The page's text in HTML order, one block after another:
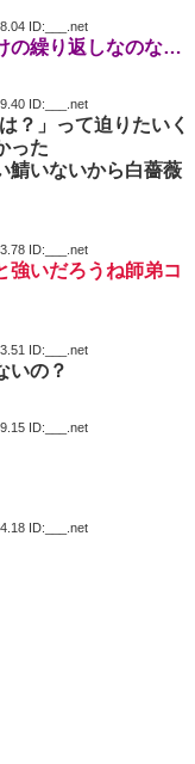
ID:___.net
の繰り返しなのな…
ID:___.net
？」って迫りたいく
った
鯖いないから白薔薇
ID:___.net
強いだろうね師弟コ
ID:___.net
いの？
ID:___.net
ID:___.net